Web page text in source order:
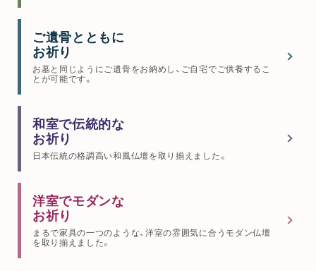
ご遺骨とともに
お祈り
お墓と同じようにご遺骨をお納めし、ご自宅でご供養するこ
とが可能です。
和室で伝統的な
お祈り
日本伝統の格調高い和風仏壇を取り揃えました。
洋室でモダンな
お祈り
まるで家具の一つのような、洋室の雰囲気に合うモダン仏壇
を取り揃えました。